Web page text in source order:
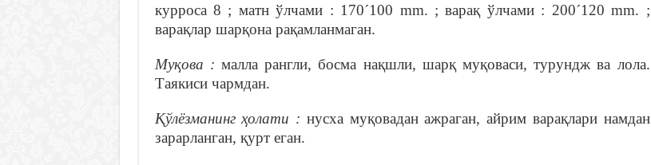
курроса 8 ; матн ўлчами : 170´100 mm. ; варақ ўлчами : 200´120 mm. ;
варақлар шарқона рақамланмаган.
Муқова : малла рангли, босма нақшли, шарқ муқоваси, турундж ва лола.
Таякиси чармдан.
Қўлёзманинг ҳолати : нусха муқовадан ажраган, айрим варақлари намдан
зарарланган, қурт еган.